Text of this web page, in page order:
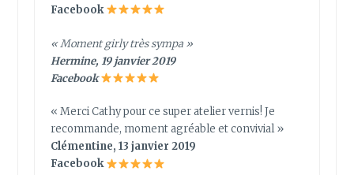
Facebook
« Moment girly très sympa »
Hermine, 19 janvier 2019
Facebook
« Merci Cathy pour ce super atelier vernis! Je
recommande, moment agréable et convivial »
Clémentine, 13 janvier 2019
Facebook